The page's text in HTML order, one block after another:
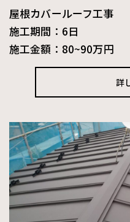
屋根カバールーフ工事
施工期間：6日
施工金額：80~90万円
詳